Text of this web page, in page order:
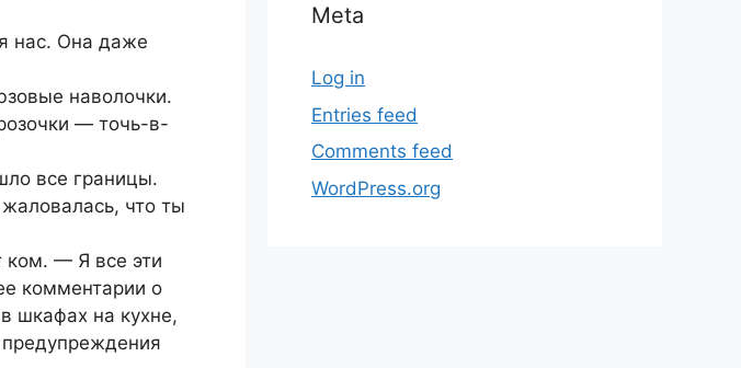
нас. Она даже
наволочки.
— точь-в-
все границы.
что ты
ком. — Я все эти
комментарии о
шкафах на кухне,
предупреждения
Meta
Log in
Entries feed
Comments feed
WordPress.org